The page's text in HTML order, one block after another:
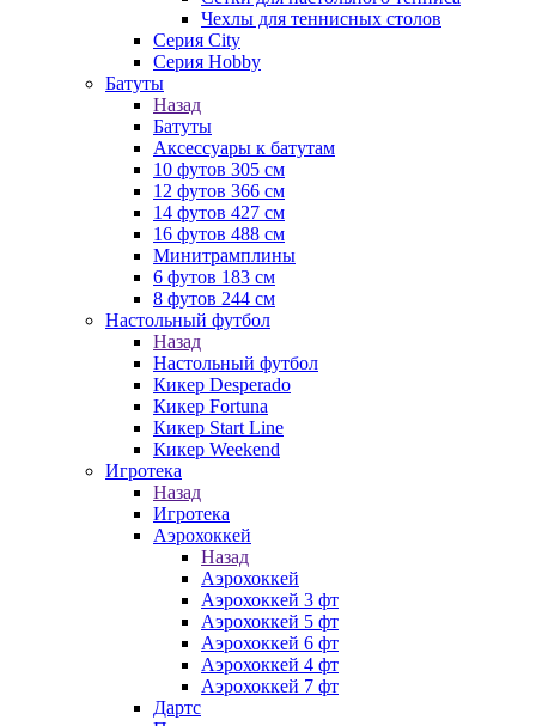
Чехлы для теннисных столов
Серия City
Серия Hobby
Батуты
Назад
Батуты
Аксессуары к батутам
10 футов 305 см
12 футов 366 см
14 футов 427 см
16 футов 488 см
Минитрамплины
6 футов 183 см
8 футов 244 см
Настольный футбол
Назад
Настольный футбол
Кикер Desperado
Кикер Fortuna
Кикер Start Line
Кикер Weekend
Игротека
Назад
Игротека
Аэрохоккей
Назад
Аэрохоккей
Аэрохоккей 3 фт
Аэрохоккей 5 фт
Аэрохоккей 6 фт
Аэрохоккей 4 фт
Аэрохоккей 7 фт
Дартс